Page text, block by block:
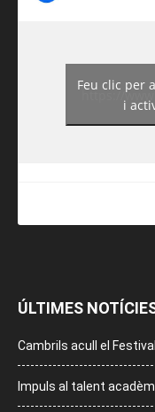
https://
Feu clic per
i
ÚLTIMES
Cambrils acull el
Impuls al talent